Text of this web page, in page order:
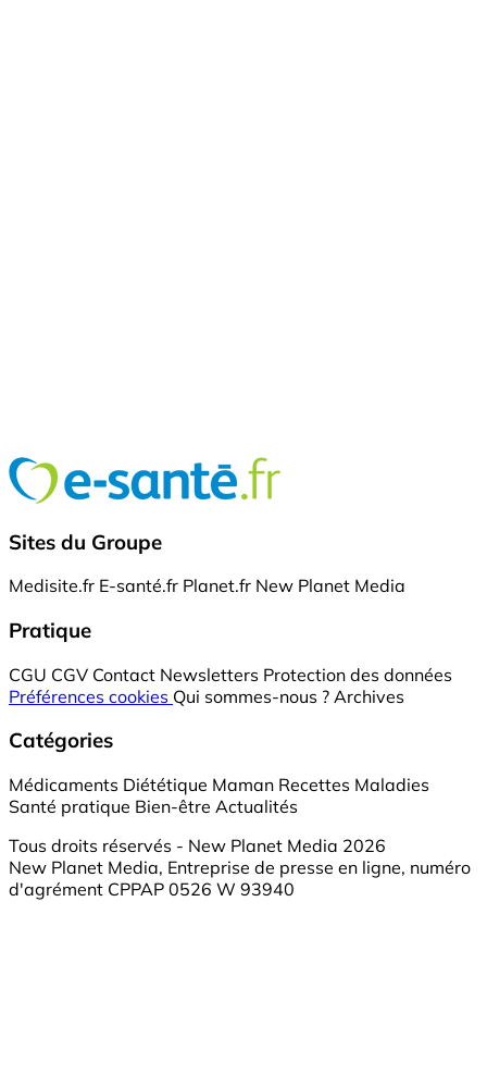
Sites du Groupe
Medisite.fr E-santé.fr Planet.fr New Planet Media
Pratique
CGU CGV Contact Newsletters Protection des données
Préférences cookies Qui sommes-nous ? Archives
Catégories
Médicaments Diététique Maman Recettes Maladies
Santé pratique Bien-être Actualités
Tous droits réservés - New Planet Media 2026
New Planet Media, Entreprise de presse en ligne, numéro
d'agrément CPPAP 0526 W 93940